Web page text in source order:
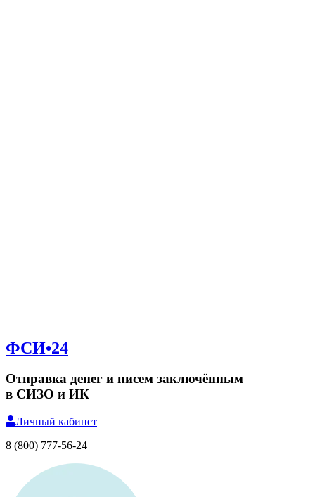
ФСИ•24
Отправка денег и писем заключённым
в СИЗО и ИК
Личный кабинет
8 (800) 777-56-24